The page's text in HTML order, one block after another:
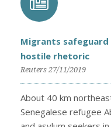
Migrants
hostile rhetoric
Reuters 27/11/2019
About 40 km
Senegalese refugee